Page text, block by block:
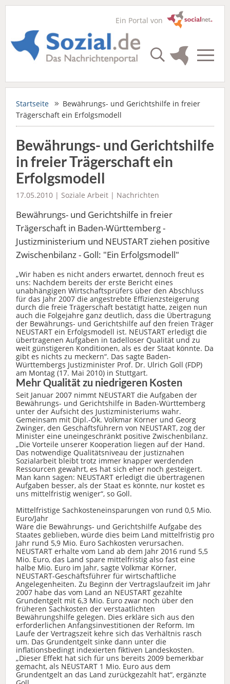
Ein Portal von
Startseite
Bewährungs- und Gerichtshilfe in freier
Trägerschaft ein Erfolgsmodell
Bewährungs- und Gerichtshilfe
in freier Trägerschaft ein
Erfolgsmodell
17.05.2010 | Soziale Arbeit | Nachrichten
Bewährungs- und Gerichtshilfe in freier
Trägerschaft in Baden-Württemberg -
Justizministerium und NEUSTART ziehen positive
Zwischenbilanz - Goll: "Ein Erfolgsmodell"
„Wir haben es nicht anders erwartet, dennoch freut es
uns: Nachdem bereits der erste Bericht eines
unabhängigen Wirtschaftsprüfers über den Abschluss
für das Jahr 2007 die angestrebte Effizienzsteigerung
durch die freie Trägerschaft bestätigt hatte, zeigen nun
auch die Folgejahre ganz deutlich, dass die Übertragung
der Bewährungs- und Gerichtshilfe auf den freien Träger
NEUSTART ein Erfolgsmodell ist. NEUSTART erledigt die
übertragenen Aufgaben in tadelloser Qualität und zu
weit günstigeren Konditionen, als es der Staat könnte. Da
gibt es nichts zu meckern“. Das sagte Baden-
Württembergs Justizminister Prof. Dr. Ulrich Goll (FDP)
am Montag (17. Mai 2010) in Stuttgart.
Mehr Qualität zu niedrigeren Kosten
Seit Januar 2007 nimmt NEUSTART die Aufgaben der
Bewährungs- und Gerichtshilfe in Baden-Württemberg
unter der Aufsicht des Justizministeriums wahr.
Gemeinsam mit Dipl.-Ök. Volkmar Körner und Georg
Zwinger, den Geschäftsführern von NEUSTART, zog der
Minister eine uneingeschränkt positive Zwischenbilanz.
„Die Vorteile unserer Kooperation liegen auf der Hand.
Das notwendige Qualitätsniveau der justiznahen
Sozialarbeit bleibt trotz immer knapper werdenden
Ressourcen gewahrt, es hat sich eher noch gesteigert.
Man kann sagen: NEUSTART erledigt die übertragenen
Aufgaben besser, als der Staat es könnte, nur kostet es
uns mittelfristig weniger“, so Goll.
Mittelfristige Sachkosteneinsparungen von rund 0,5 Mio.
Euro/Jahr
Wäre die Bewährungs- und Gerichtshilfe Aufgabe des
Staates geblieben, würde dies beim Land mittelfristig pro
Jahr rund 5,9 Mio. Euro Sachkosten verursachen.
NEUSTART erhalte vom Land ab dem Jahr 2016 rund 5,5
Mio. Euro, das Land spare mittelfristig also fast eine
halbe Mio. Euro im Jahr, sagte Volkmar Körner,
NEUSTART-Geschäftsführer für wirtschaftliche
Angelegenheiten. Zu Beginn der Vertragslaufzeit im Jahr
2007 habe das vom Land an NEUSTART gezahlte
Grundentgelt mit 6,3 Mio. Euro zwar noch über den
früheren Sachkosten der verstaatlichten
Bewährungshilfe gelegen. Dies erkläre sich aus den
erforderlichen Anfangsinvestitionen der Reform. Im
Laufe der Vertragszeit kehre sich das Verhältnis rasch
um. Das Grundentgelt sinke dann unter die
inflationsbedingt indexierten fiktiven Landeskosten.
„Dieser Effekt hat sich für uns bereits 2009 bemerkbar
gemacht, als NEUSTART 1 Mio. Euro aus dem
Grundentgelt an das Land zurückgezahlt hat“, ergänzte